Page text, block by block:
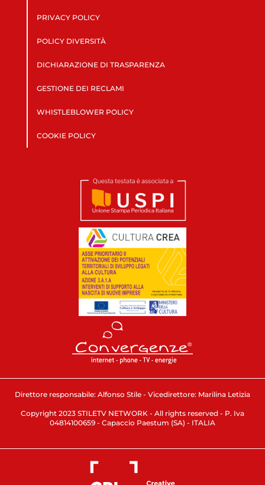
PRIVACY POLICY
POLICY DIVERSITÀ
DICHIARAZIONE DI TRASPARENZA
GESTIONE DEI RECLAMI
WHISTLEBLOWER POLICY
COOKIE POLICY
Direttore responsabile: Alfonso Stile - Vicedirettore: Marilina Letizia
Copyright 2023 STILETV NETWORK - All rights reserved - P. Iva
04814100659 - Capaccio Paestum (SA) - ITALIA